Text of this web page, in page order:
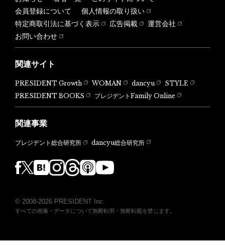
会員登録について
個人情報の取り扱い
特定商取引法に基づく表示
広告掲載
運営会社
お問い合わせ
関連サイト
PRESIDENT Growth WOMAN dancyu
STYLE
PRESIDENT BOOKS
プレジデントFamily Online
関連事業
プレジデント総合研究所 dancyu総合研究所
© 2008-2026 PRESIDENT Inc.
すべての画像・データについて無断転用・無断転載を禁じます。